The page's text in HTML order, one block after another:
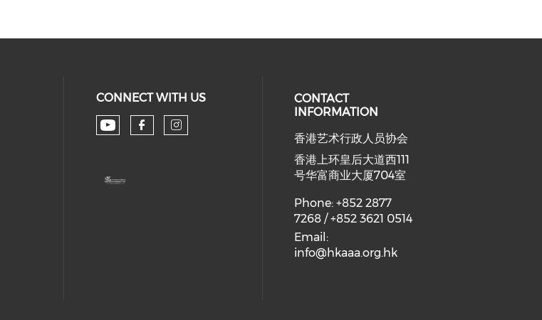
CONNECT WITH US
Check our social media on youtube (opens in a
Check our social media on facebook
Check our social media on instagram
CONTACT
INFORMATION
香港艺术行政人员协会
香港上环皇后大道西111
号华富商业大厦704室
Phone: +852 2877
7268 / +852 3621 0514
Email:
info@hkaaa.org.hk